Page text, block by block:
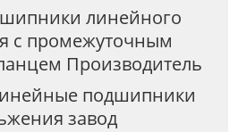
линейного
с промежуточным
Производитель
подшипники
завод